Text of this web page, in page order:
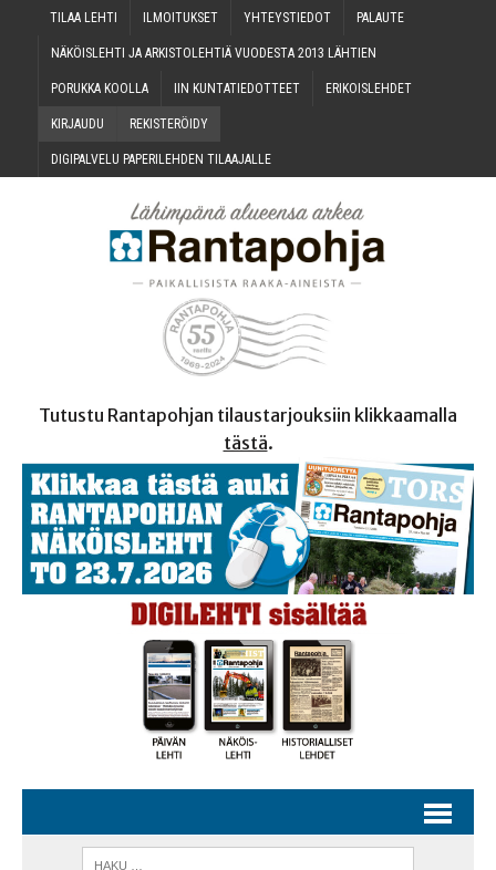
TILAA LEH­TI ILMOI­TUK­SET YHTEYS­TIE­DOT PALAU­TE
NÄKÖIS­LEH­TI JA ARKIS­TO­LEH­TIÄ VUO­DES­TA 2013 LÄHTIEN
PORUK­KA KOOLLA IIN KUN­TA­TIE­DOT­TEET ERI­KOIS­LEH­DET
KIR­JAU­DU REKIS­TE­RÖI­DY
DIGI­PAL­VE­LU PAPE­RI­LEH­DEN TILAAJALLE
Tutustu Rantapohjan tilaustarjouksiin klikkaamalla
tästä.